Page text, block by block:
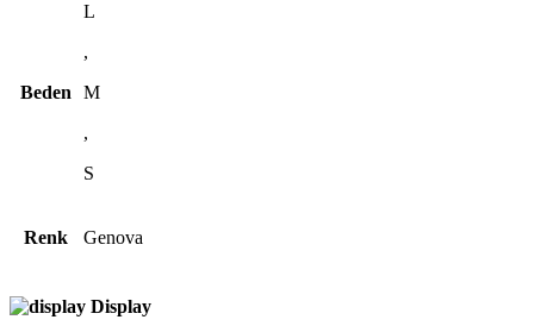
Beden
L
,
M
,
S
Renk Genova
Display